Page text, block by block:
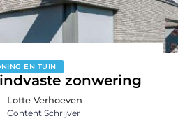
EN TUIN
zonwering
Lotte Verhoeven
Content Schrijver